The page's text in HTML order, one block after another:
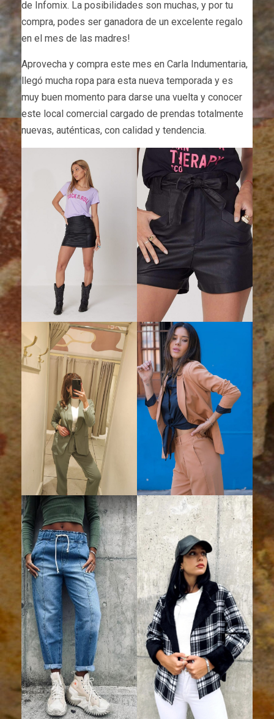
de Infomix. La posibilidades son muchas, y por tu
compra, podes ser ganadora de un excelente regalo
en el mes de las madres!
Aprovecha y compra este mes en Carla Indumentaria,
llegó mucha ropa para esta nueva temporada y es
muy buen momento para darse una vuelta y conocer
este local comercial cargado de prendas totalmente
nuevas, auténticas, con calidad y tendencia.